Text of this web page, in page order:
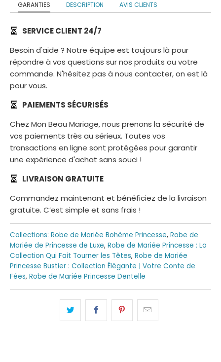
GARANTIES DESCRIPTION AVIS CLIENTS
SERVICE CLIENT 24/7
Besoin d'aide ? Notre équipe est toujours là pour
répondre à vos questions sur nos produits ou votre
commande. N'hésitez pas à nous contacter, on est là
pour vous.
PAIEMENTS SÉCURISÉS
Chez Mon Beau Mariage, nous prenons la sécurité de
vos paiements très au sérieux. Toutes vos
transactions en ligne sont protégées pour garantir
une expérience d'achat sans souci !
LIVRAISON GRATUITE
Commandez maintenant et bénéficiez de la livraison
gratuite. C’est simple et sans frais !
Collections: Robe de Mariée Bohème Princesse, Robe de
Mariée de Princesse de Luxe, Robe de Mariée Princesse : La
Collection Qui Fait Tourner les Têtes, Robe de Mariée
Princesse Bustier : Collection Élégante | Votre Conte de
Fées, Robe de Mariée Princesse Dentelle